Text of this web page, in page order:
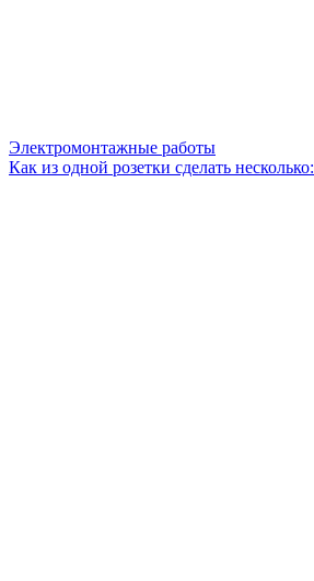
Электромонтажные работы
Как из одной розетки сделать